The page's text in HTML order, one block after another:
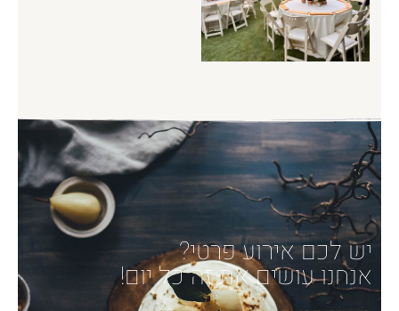
יש לכם אירוע פרטי?
אנחנו עושים את זה כל יום!